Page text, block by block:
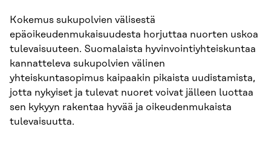
Kokemus sukupolvien välisestä
epäoikeudenmukaisuudesta horjuttaa nuorten uskoa
tulevaisuuteen. Suomalaista hyvinvointiyhteiskuntaa
kannatteleva sukupolvien välinen
yhteiskuntasopimus kaipaakin pikaista uudistamista,
jotta nykyiset ja tulevat nuoret voivat jälleen luottaa
sen kykyyn rakentaa hyvää ja oikeudenmukaista
tulevaisuutta.